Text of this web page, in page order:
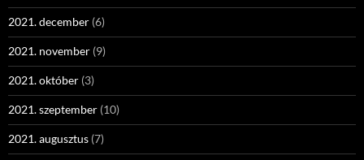
2021. december (6)
2021. november (9)
2021. október (3)
2021. szeptember (10)
2021. augusztus (7)